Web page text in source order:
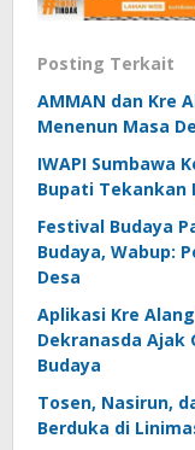
Posting Terkait
AMMAN dan Kre
Menenun Masa
IWAPI Sumbawa
Bupati Tekankan
Festival Budaya
Budaya, Wabup:
Desa
Aplikasi Kre
Dekranasda Ajak
Budaya
Tosen, Nasirun,
Berduka di